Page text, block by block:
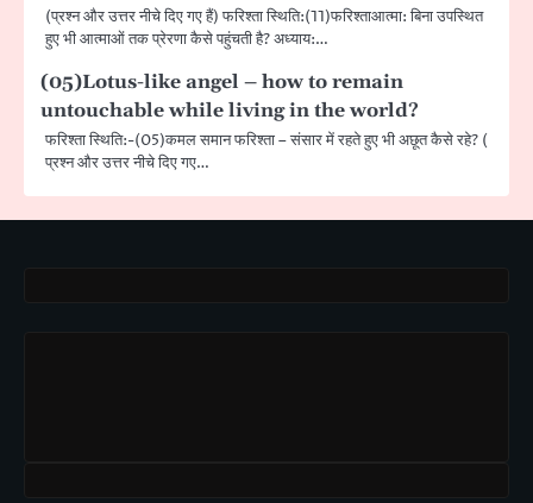
(प्रश्न और उत्तर नीचे दिए गए हैं) फरिश्ता स्थिति:(11)फरिश्ताआत्मा: बिना उपस्थित
हुए भी आत्माओं तक प्रेरणा कैसे पहुंचती है? अध्याय:…
(05)Lotus-like angel – how to remain
untouchable while living in the world?
फरिश्ता स्थिति:-(05)कमल समान फरिश्ता – संसार में रहते हुए भी अछूत कैसे रहे? (
प्रश्न और उत्तर नीचे दिए गए…